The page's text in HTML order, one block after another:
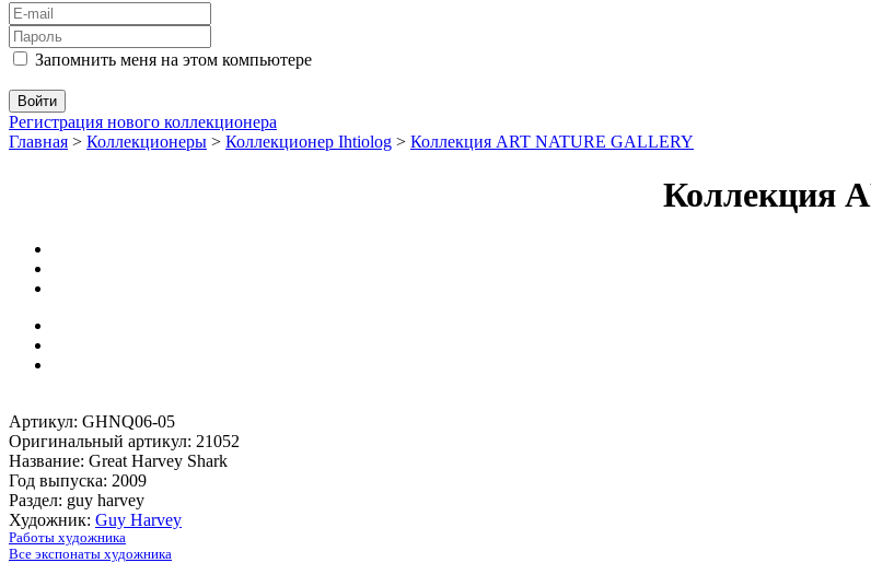
Запомнить меня на этом компьютере
Регистрация нового коллекционера
Главная > Коллекционеры > Коллекционер Ihtiolog > Коллекция ART NATURE GALLERY
Коллекция
Артикул: GHNQ06-05
Оригинальный артикул: 21052
Название: Great Harvey Shark
Год выпуска: 2009
Раздел: guy harvey
Художник: Guy Harvey
Работы художника
Все экспонаты художника